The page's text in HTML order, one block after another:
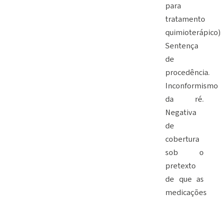
para
tratamento
Sentença
de
procedência.
Inconformismo
da ré.
Negativa
de
cobertura
sob o
pretexto
de que as
medicações